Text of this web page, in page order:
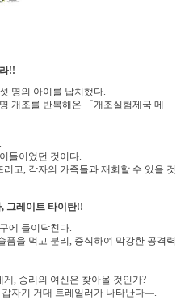
!!
명의 아이를 납치했다.
개조를 반복해온 「개조실험제국 메
.
들이었던 것이다.
리고, 각자의 가족들과 재회할 수 있을 것
, 그레이트 타이탄!!
에 들이닥친다.
픔을 먹고 분리, 증식하여 막강한 공격력
게, 승리의 여신은 찾아올 것인가?
갑자기 거대 트레일러가 나타난다―.